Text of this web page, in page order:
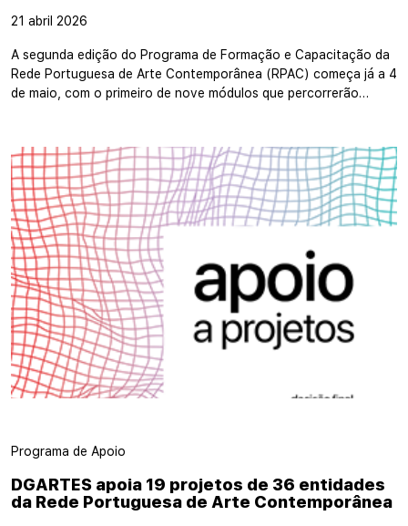
21 abril 2026
A segunda edição do Programa de Formação e Capacitação da
Rede Portuguesa de Arte Contemporânea (RPAC) começa já a 4
de maio, com o primeiro de nove módulos que percorrerão…
Programa de Apoio
DGARTES apoia 19 projetos de 36 entidades
da Rede Portuguesa de Arte Contemporânea